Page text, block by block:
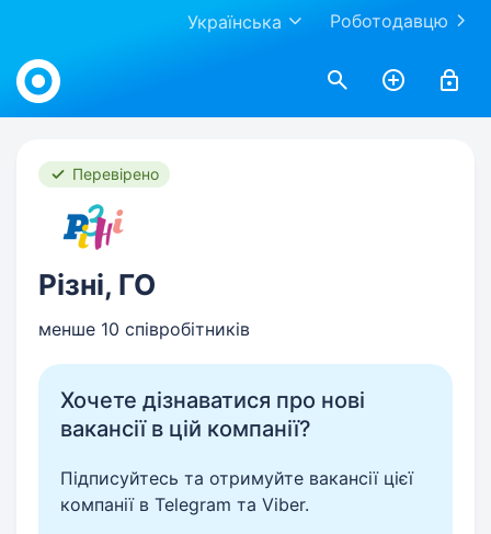
Роботодавцю
Українська
Work.ua
Перевірено
Різні, ГО
менше 10 співробітників
Хочете дізнаватися про нові
вакансії в цій компанії?
Підписуйтесь та отримуйте вакансії цієї
компанії в Telegram та Viber.